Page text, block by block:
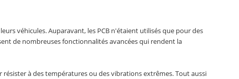
véhicules. Auparavant, les PCB n'étaient utilisés que pour des
de nombreuses fonctionnalités avancées qui rendent la
à des températures ou des vibrations extrêmes. Tout aussi